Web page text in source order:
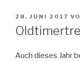
AM
28. JUNI 2017
Auch dieses Jahr